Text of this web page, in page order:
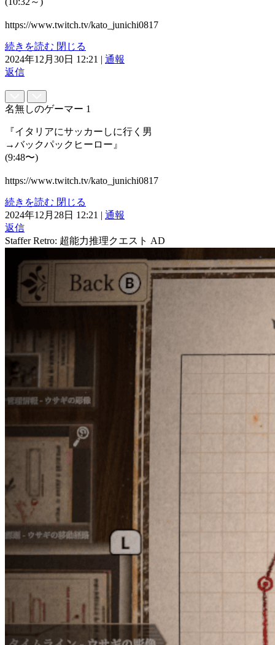
https://www.twitch.tv/kato_junichi0817
続きを読む 閉じる
2024年12月30日 12:21 | 通報
返信
名無しのゲーマー 1
『イタリアにサッカーしに行く男
→バックパックヒーロー』
(9:48〜)
https://www.twitch.tv/kato_junichi0817
続きを読む 閉じる
2024年12月28日 12:21 | 通報
返信
Staffer Retro: 超能力推理クエスト AD